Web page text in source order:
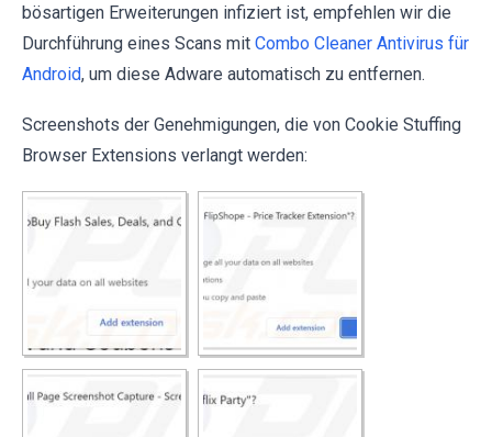
bösartigen Erweiterungen infiziert ist, empfehlen wir die
Durchführung eines Scans mit Combo Cleaner Antivirus für
Android, um diese Adware automatisch zu entfernen.
Screenshots der Genehmigungen, die von Cookie Stuffing
Browser Extensions verlangt werden: